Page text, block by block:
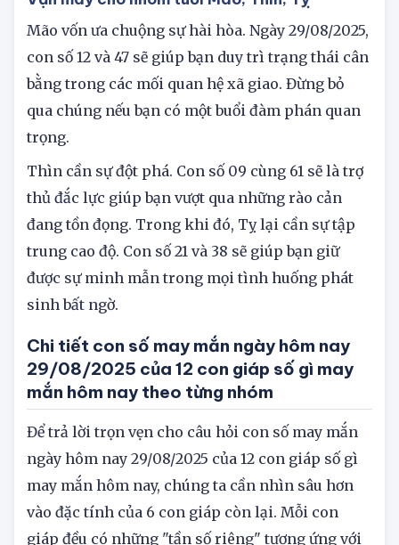
Mão vốn ưa chuộng sự hài hòa. Ngày 29/08/2025,
con số 12 và 47 sẽ giúp bạn duy trì trạng thái cân
bằng trong các mối quan hệ xã giao. Đừng bỏ
qua chúng nếu bạn có một buổi đàm phán quan
trọng.
Thìn cần sự đột phá. Con số 09 cùng 61 sẽ là trợ
thủ đắc lực giúp bạn vượt qua những rào cản
đang tồn đọng. Trong khi đó, Tỵ lại cần sự tập
trung cao độ. Con số 21 và 38 sẽ giúp bạn giữ
được sự minh mẫn trong mọi tình huống phát
sinh bất ngờ.
Chi tiết con số may mắn ngày hôm nay
29/08/2025 của 12 con giáp số gì may
mắn hôm nay theo từng nhóm
Để trả lời trọn vẹn cho câu hỏi con số may mắn
ngày hôm nay 29/08/2025 của 12 con giáp số gì
may mắn hôm nay, chúng ta cần nhìn sâu hơn
vào đặc tính của 6 con giáp còn lại. Mỗi con
giáp đều có những "tần số riêng" tương ứng với